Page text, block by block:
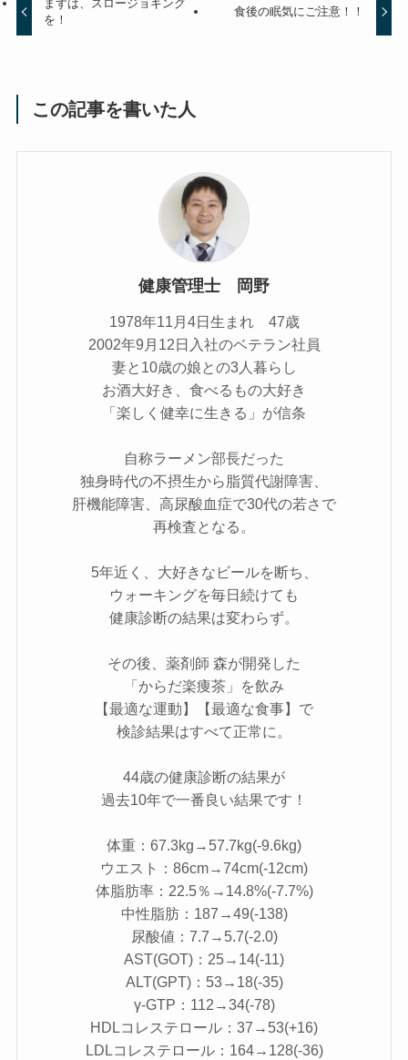
まずは、スロージョギング
を！
食後の眠気にご注意！！
この記事を書いた人
健康管理士 岡野
1978年11月4日生まれ 47歳
2002年9月12日入社のベテラン社員
妻と10歳の娘との3人暮らし
お酒大好き、食べるもの大好き
「楽しく健幸に生きる」が信条
自称ラーメン部長だった
独身時代の不摂生から脂質代謝障害、
肝機能障害、高尿酸血症で30代の若さで
再検査となる。
5年近く、大好きなビールを断ち、
ウォーキングを毎日続けても
健康診断の結果は変わらず。
その後、薬剤師 森が開発した
「からだ楽痩茶」を飲み
【最適な運動】【最適な食事】で
検診結果はすべて正常に。
44歳の健康診断の結果が
過去10年で一番良い結果です！
体重：67.3kg→57.7kg(-9.6kg)
ウエスト：86cm→74cm(-12cm)
体脂肪率：22.5％→14.8%(-7.7%)
中性脂肪：187→49(-138)
尿酸値：7.7→5.7(-2.0)
AST(GOT)：25→14(-11)
ALT(GPT)：53→18(-35)
γ-GTP：112→34(-78)
HDLコレステロール：37→53(+16)
LDLコレステロール：164→128(-36)